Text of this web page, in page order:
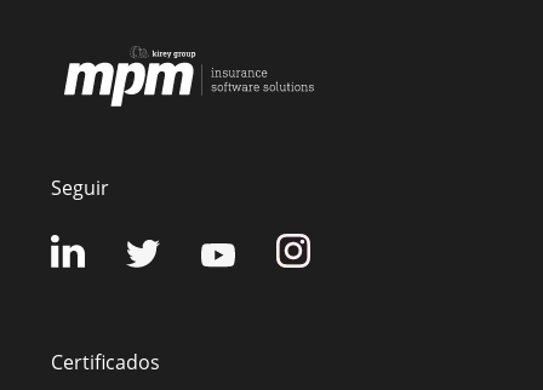
Seguir
Certificados